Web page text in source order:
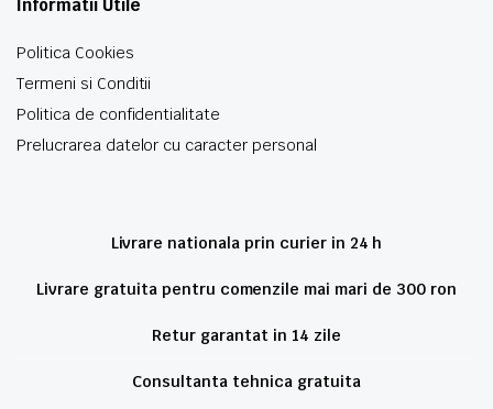
Informatii Utile
Politica Cookies
Termeni si Conditii
Politica de confidentialitate
Prelucrarea datelor cu caracter personal
Livrare nationala prin curier in 24 h
Livrare gratuita pentru comenzile mai mari de 300 ron
Retur garantat in 14 zile
Consultanta tehnica gratuita